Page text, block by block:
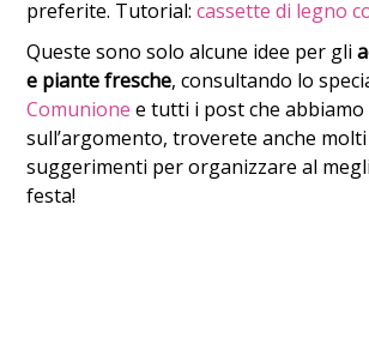
preferite. Tutorial:cassette di legno
Queste sono solo alcune idee per gli
e piante fresche, consultando lo
Comunione e tutti i post che
sull’argomento, troverete anche
suggerimenti per organizzare al
festa!